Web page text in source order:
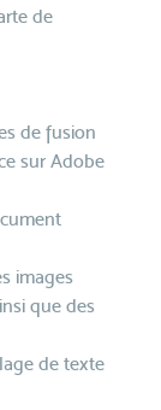
de
de fusion
sur Adobe
images
que des
de texte